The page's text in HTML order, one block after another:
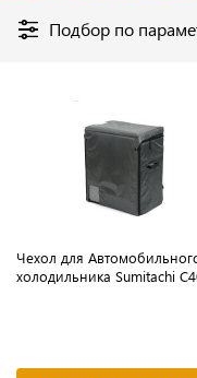
Подбор по
Чехол для
холодильника Sumitachi